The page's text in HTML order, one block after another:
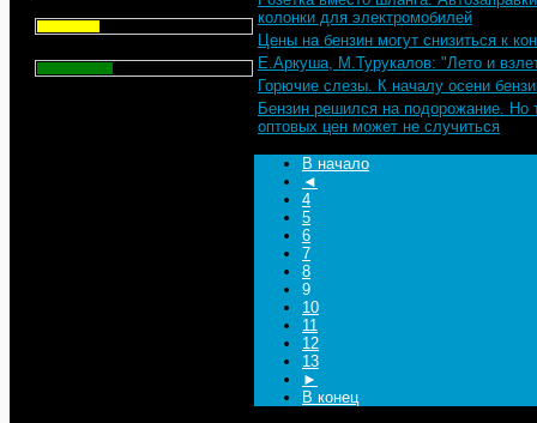
колонки для электромобилей
Цены на бензин могут снизиться к
Е.Аркуша, М.Турукалов: "Лето и
Горючие слезы. К началу осени
Бензин решился на подорожание. Но
оптовых цен может не случиться
В начало
◄
4
5
6
7
8
9
10
11
12
13
►
В конец